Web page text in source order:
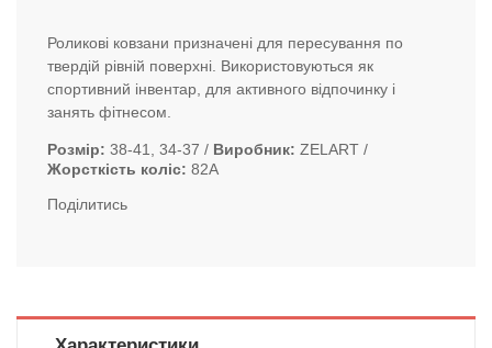
Роликові ковзани призначені для пересування по
твердій рівній поверхні. Використовуються як
спортивний інвентар, для активного відпочинку і
занять фітнесом.
Розмір 38-41, 34-37 Виробник ZELART
Жорсткість коліс 82A
Поділитись